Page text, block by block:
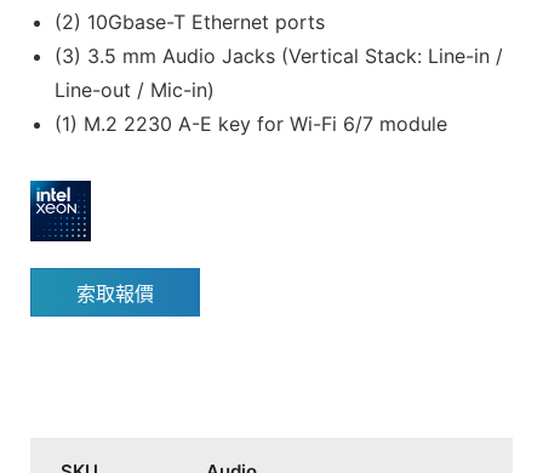
(2) 10Gbase-T Ethernet ports
(3) 3.5 mm Audio Jacks (Vertical Stack: Line-in /
Line-out / Mic-in)
(1) M.2 2230 A-E key for Wi-Fi 6/7 module
索取報價